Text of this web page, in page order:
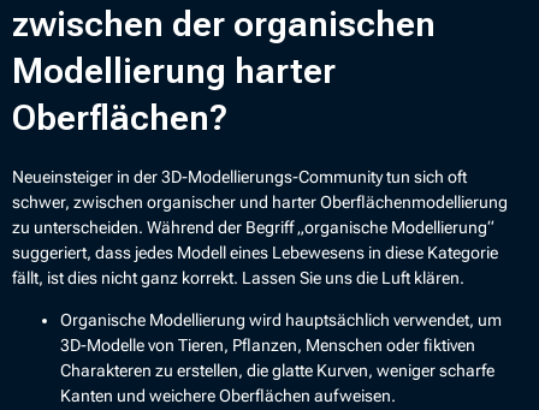
zwischen der organischen
Modellierung harter
Oberflächen?
Neueinsteiger in der 3D-Modellierungs-Community tun sich oft
schwer, zwischen organischer und harter Oberflächenmodellierung
zu unterscheiden. Während der Begriff „organische Modellierung“
suggeriert, dass jedes Modell eines Lebewesens in diese Kategorie
fällt, ist dies nicht ganz korrekt. Lassen Sie uns die Luft klären.
Organische Modellierung wird hauptsächlich verwendet, um
3D-Modelle von Tieren, Pflanzen, Menschen oder fiktiven
Charakteren zu erstellen, die glatte Kurven, weniger scharfe
Kanten und weichere Oberflächen aufweisen.